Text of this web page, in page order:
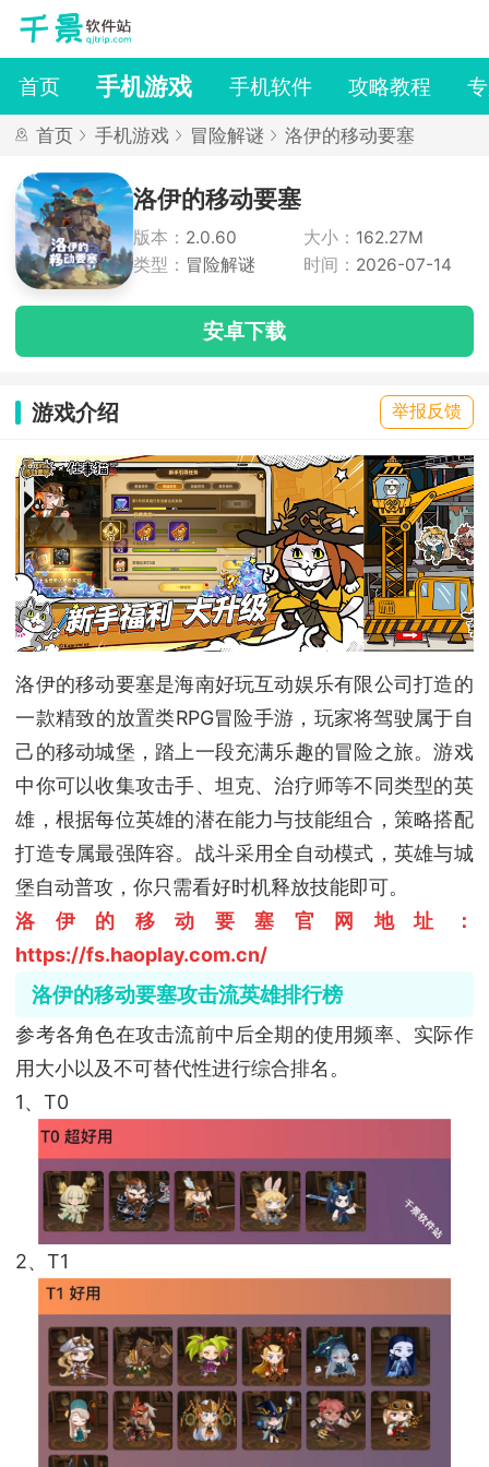
首页 手机游戏 手机软件 攻略教程
首页 手机游戏 冒险解谜 洛伊的移动要塞
洛伊的移动要塞
版本： 2.0.60 大小： 162.27M
类型： 冒险解谜 时间： 2026-07-14
安卓下载
游戏介绍 举报反馈
洛伊的移动要塞是海南好玩互动娱乐有限公司打造的
一款精致的放置类RPG冒险手游，玩家将驾驶属于自
己的移动城堡，踏上一段充满乐趣的冒险之旅。游戏
中你可以收集攻击手、坦克、治疗师等不同类型的英
雄，根据每位英雄的潜在能力与技能组合，策略搭配
打造专属最强阵容。战斗采用全自动模式，英雄与城
堡自动普攻，你只需看好时机释放技能即可。
洛伊的移动要塞官网地址：
https://fs.haoplay.com.cn/
洛伊的移动要塞攻击流英雄排行榜
参考各角色在攻击流前中后全期的使用频率、实际作
用大小以及不可替代性进行综合排名。
1、T0
2、T1